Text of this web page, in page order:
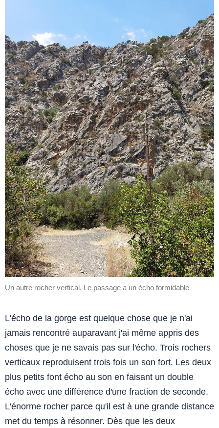
Un autre rocher vertical. Le passage a un écho formidable
L'écho de la gorge est quelque chose que je n'ai
jamais rencontré auparavant j'ai même appris des
choses que je ne savais pas sur l'écho. Trois rochers
verticaux reproduisent trois fois un son fort. Les deux
plus petits font écho au son en faisant un double
écho avec une différence d'une fraction de seconde.
L'énorme rocher parce qu'il est à une grande distance
met du temps à résonner. Dès que les deux